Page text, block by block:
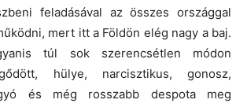
feladásával az összes országgal
mert itt a Földön elég nagy a baj.
túl sok szerencsétlen módon
hülye, narcisztikus, gonosz,
és még rosszabb despota meg